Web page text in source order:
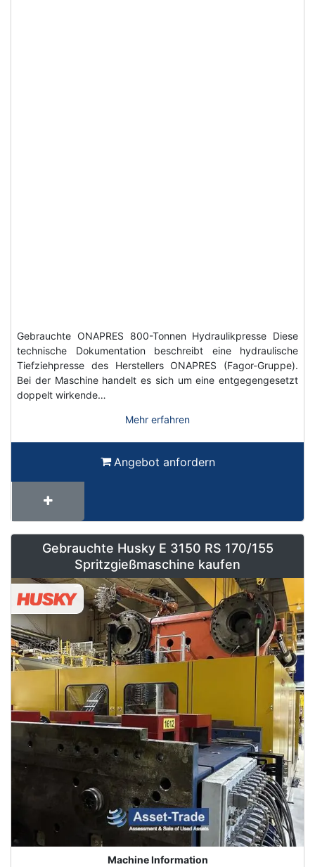
Gebrauchte ONAPRES 800-Tonnen Hydraulikpresse Diese
technische Dokumentation beschreibt eine hydraulische
Tiefziehpresse des Herstellers ONAPRES (Fagor-Gruppe).
Bei der Maschine handelt es sich um eine entgegengesetzt
doppelt wirkende…
Mehr erfahren
Angebot anfordern
Gebrauchte Husky E 3150 RS 170/155
Spritzgießmaschine kaufen
Machine Information